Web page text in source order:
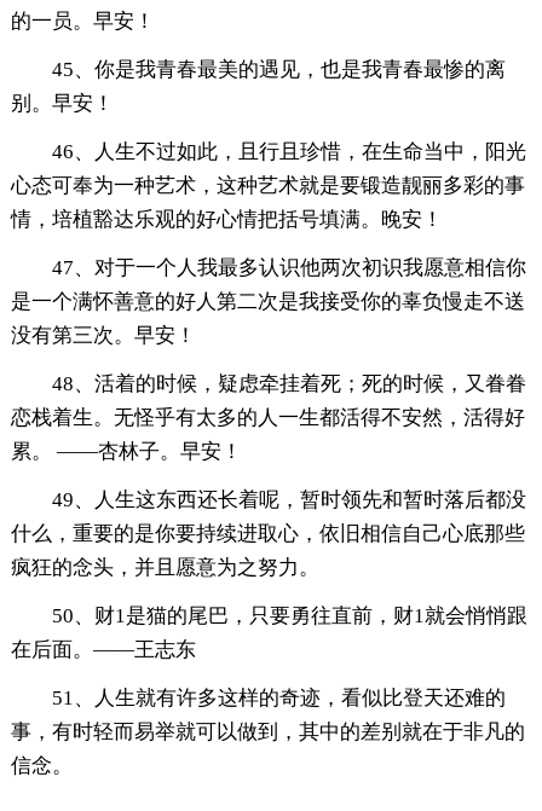
的一员。早安！
45、你是我青春最美的遇见，也是我青春最惨的离
别。早安！
46、人生不过如此，且行且珍惜，在生命当中，阳光
心态可奉为一种艺术，这种艺术就是要锻造靓丽多彩的事
情，培植豁达乐观的好心情把括号填满。晚安！
47、对于一个人我最多认识他两次初识我愿意相信你
是一个满怀善意的好人第二次是我接受你的辜负慢走不送
没有第三次。早安！
48、活着的时候，疑虑牵挂着死；死的时候，又眷眷
恋栈着生。无怪乎有太多的人一生都活得不安然，活得好
累。 ——杏林子。早安！
49、人生这东西还长着呢，暂时领先和暂时落后都没
什么，重要的是你要持续进取心，依旧相信自己心底那些
疯狂的念头，并且愿意为之努力。
50、财1是猫的尾巴，只要勇往直前，财1就会悄悄跟
在后面。——王志东
51、人生就有许多这样的奇迹，看似比登天还难的
事，有时轻而易举就可以做到，其中的差别就在于非凡的
信念。